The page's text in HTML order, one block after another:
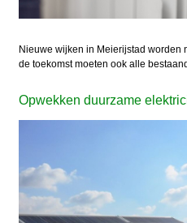
Nieuwe wijken in Meierijstad worden
de toekomst moeten ook alle
Opwekken duurzame